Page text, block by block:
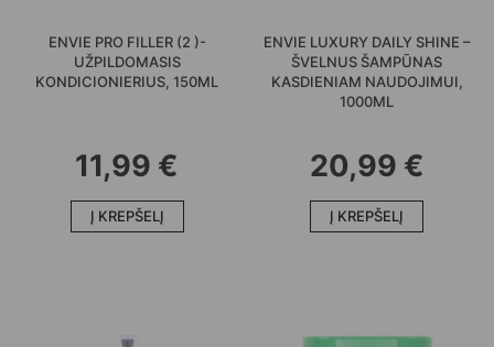
ENVIE PRO FILLER (2 )-
UŽPILDOMASIS
KONDICIONIERIUS, 150ML
11,99 €
Į KREPŠELĮ
ENVIE LUXURY DAILY SHINE –
ŠVELNUS ŠAMPŪNAS
KASDIENIAM NAUDOJIMUI,
1000ML
20,99 €
Į KREPŠELĮ